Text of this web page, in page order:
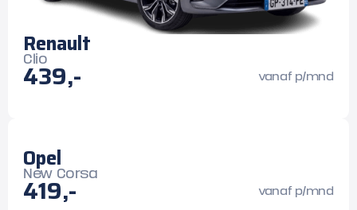
Renault
Clio
439,- vanaf p/mnd
Opel
New Corsa
419,- vanaf p/mnd